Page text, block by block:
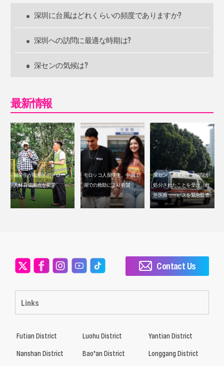
深圳に台風はどれくらいの頻度でありますか?
深圳への訪問に最適な時期は?
深センの気候は?
最新情報
留学生が龍華区のドローン
人材育成拠点を見学
モロッコ人留学生、中国で
湖での救助により称賛
深セン、患者死亡で病院が
処分されたことを受け、救
急医療サービスを緊急監査
Links
Contact Us
Futian District Luohu District
Yantian District
Nanshan District
Bao’an District
Longgang District